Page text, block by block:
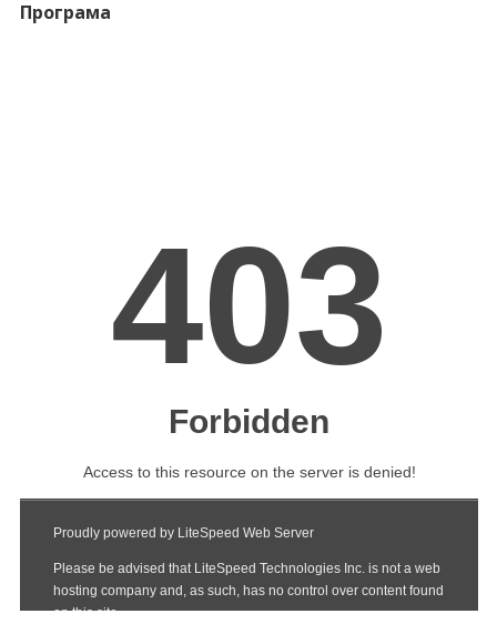
Програма